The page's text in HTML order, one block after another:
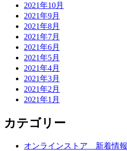
2021年10月
2021年9月
2021年8月
2021年7月
2021年6月
2021年5月
2021年4月
2021年3月
2021年2月
2021年1月
カテゴリー
オンラインストア 新着情報